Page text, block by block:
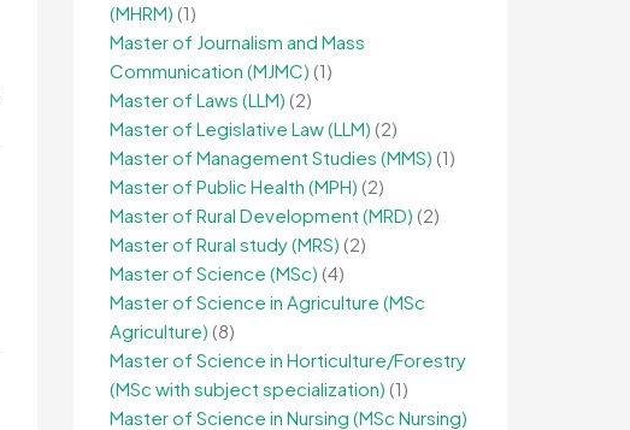
(MHRM) (1)
Master of Journalism and Mass
Communication (MJMC) (1)
Master of Laws (LLM) (2)
Master of Legislative Law (LLM) (2)
Master of Management Studies (MMS) (1)
Master of Public Health (MPH) (2)
Master of Rural Development (MRD) (2)
Master of Rural study (MRS) (2)
Master of Science (MSc) (4)
Master of Science in Agriculture (MSc
Agriculture) (8)
Master of Science in Horticulture/Forestry
(MSc with subject specialization) (1)
Master of Science in Nursing (MSc Nursing)